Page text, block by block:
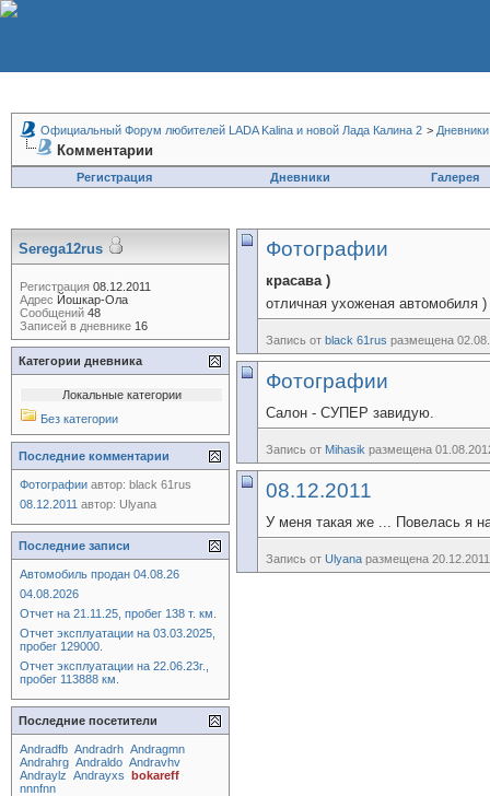
Официальный Форум любителей LADA Kalina и новой Лада Калина 2 > Дневники
Комментарии
Регистрация Дневники Галерея
Фотографии
красава )
отличная ухоженая автомобиля )
Запись от black 61rus размещена
Фотографии
Салон - СУПЕР завидую.
Запись от Mihasik размещена
08.12.2011
У меня такая же ... Повелась я
Запись от Ulyana размещена
Serega12rus
Регистрация 08.12.2011
Адрес Йошкар-Ола
Сообщений 48
Записей в дневнике 16
Категории дневника
Локальные категории
Без категории
Последние комментарии
Фотографии автор: black 61rus
08.12.2011 автор: Ulyana
Последние записи
Автомобиль продан 04.08.26
04.08.2026
Отчет на 21.11.25, пробег 138 т. км.
Отчет эксплуатации на 03.03.2025,
пробег 129000.
Отчет эксплуатации на 22.06.23г.,
пробег 113888 км.
Последние посетители
Andradfb Andradrh Andragmn
Andrahrg Andraldo Andravhv
Andraylz Andrayxs bokareff
nnnfnn